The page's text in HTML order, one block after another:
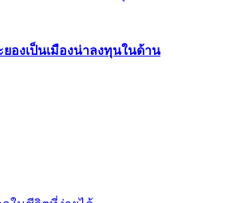
ยองเป็นเมืองน่าลงทุนในด้าน